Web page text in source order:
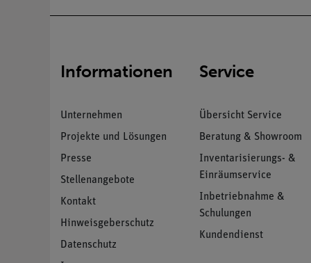
Informationen
Unternehmen
Projekte und Lösungen
Presse
Stellenangebote
Kontakt
Hinweisgeberschutz
Datenschutz
Service
Übersicht Service
Beratung & Showroom
Inventarisierungs- &
Einräumservice
Inbetriebnahme &
Schulungen
Kundendienst